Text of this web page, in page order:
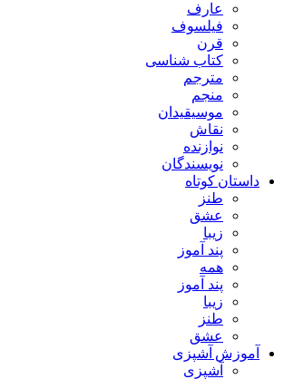
عارف
فیلسوف
قرن
کتاب شناسی
مترجم
منجم
موسیقیدان
نقاش
نوازنده
نویسندگان
داستان کوتاه
طنز
عشق
زیبا
پند آموز
همه
پند آموز
زیبا
طنز
عشق
آموزش آشپزی
آشپزی